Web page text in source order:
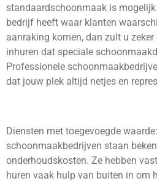
standaardschoonmaak is
bedrijf heeft waar klanten
aanraking komen, dan zult u
inhuren dat speciale
Professionele
dat jouw plek altijd netjes en
Diensten met toegevoegde
schoonmaakbedrijven staan
onderhoudskosten. Ze hebben
huren vaak hulp van buiten in om